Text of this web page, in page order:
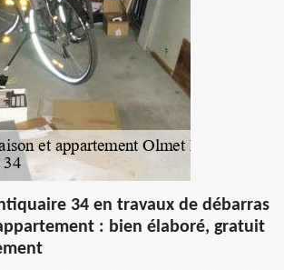
34 en travaux de débarras
: bien élaboré, gratuit